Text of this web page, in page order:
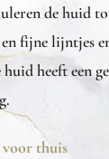
de huid
fijne lijntjes
heeft een
thuis